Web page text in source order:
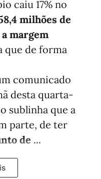
caiu 17% no
milhões de
a margem
que de forma
comunicado
desta quarta-
sublinha que a
parte, de ter
de ...